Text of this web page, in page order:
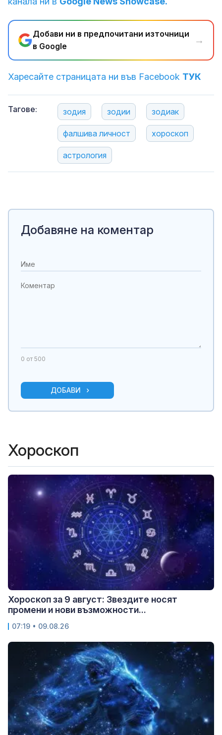
Добави ни в предпочитани източници
в Google
→
Харесайте страницата ни във Facebook ТУК
Тагове: зодия зодии зодиак
фалшива личност хороскоп
астрология
Добавяне на коментар
0 от 500
ДОБАВИ
Хороскоп
Хороскоп за 9 август: Звездите носят
промени и нови възможности...
07:19 • 09.08.26